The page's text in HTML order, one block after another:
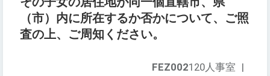
（市）内に所在するか否かについて、ご照
査の上、ご周知ください。
FEZ002120人事室 |